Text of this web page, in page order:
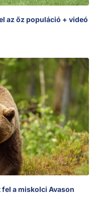
az őz populáció + videó
a miskolci Avason